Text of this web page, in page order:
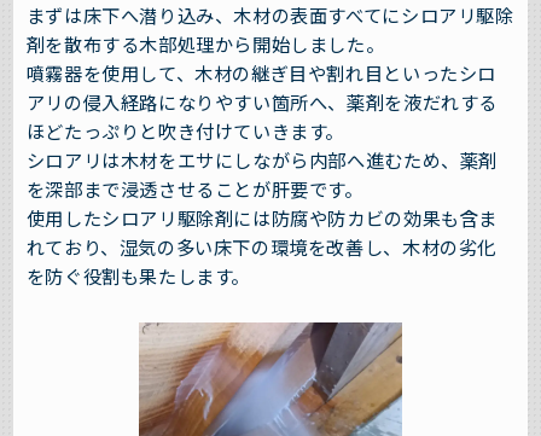
まずは床下へ潜り込み、木材の表面すべてにシロアリ駆除
剤を散布する木部処理から開始しました。
噴霧器を使用して、木材の継ぎ目や割れ目といったシロ
アリの侵入経路になりやすい箇所へ、薬剤を液だれする
ほどたっぷりと吹き付けていきます。
シロアリは木材をエサにしながら内部へ進むため、薬剤
を深部まで浸透させることが肝要です。
使用したシロアリ駆除剤には防腐や防カビの効果も含ま
れており、湿気の多い床下の環境を改善し、木材の劣化
を防ぐ役割も果たします。